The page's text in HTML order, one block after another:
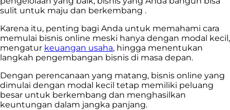
sulit untuk maju dan berkembang .
Karena itu, penting bagi Anda untuk memahami cara
memulai bisnis online meski hanya dengan modal kecil,
mengatur keuangan usaha, hingga menentukan
langkah pengembangan bisnis di masa depan.
Dengan perencanaan yang matang, bisnis online yang
dimulai dengan modal kecil tetap memiliki peluang
besar untuk berkembang dan menghasilkan
keuntungan dalam jangka panjang.